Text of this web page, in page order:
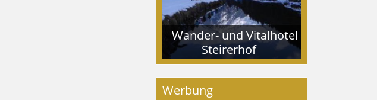
Wander- und Vitalhotel
Steirerhof
Werbung